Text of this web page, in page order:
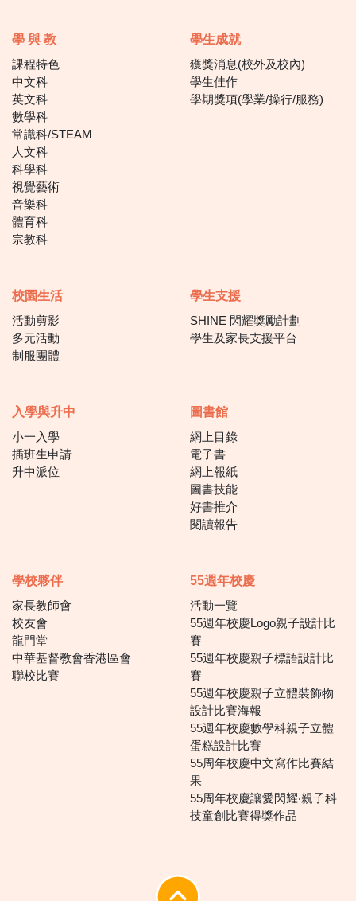
學 與 教
課程特色
中文科
英文科
數學科
常識科/STEAM
人文科
科學科
視覺藝術
音樂科
體育科
宗教科
學生成就
獲獎消息(校外及校內)
學生佳作
學期獎項(學業/操行/服務)
校園生活
活動剪影
多元活動
制服團體
學生支援
SHINE 閃耀獎勵計劃
學生及家長支援平台
入學與升中
小一入學
插班生申請
升中派位
圖書館
網上目錄
電子書
網上報紙
圖書技能
好書推介
閱讀報告
學校夥伴
家長教師會
校友會
龍門堂
中華基督教會香港區會
聯校比賽
55週年校慶
活動一覽
55週年校慶Logo親子設計比
賽
55週年校慶親子標語設計比
賽
55週年校慶親子立體裝飾物
設計比賽海報
55週年校慶數學科親子立體
蛋糕設計比賽
55周年校慶中文寫作比賽結
果
55周年校慶讓愛閃耀‧親子科
技童創比賽得獎作品